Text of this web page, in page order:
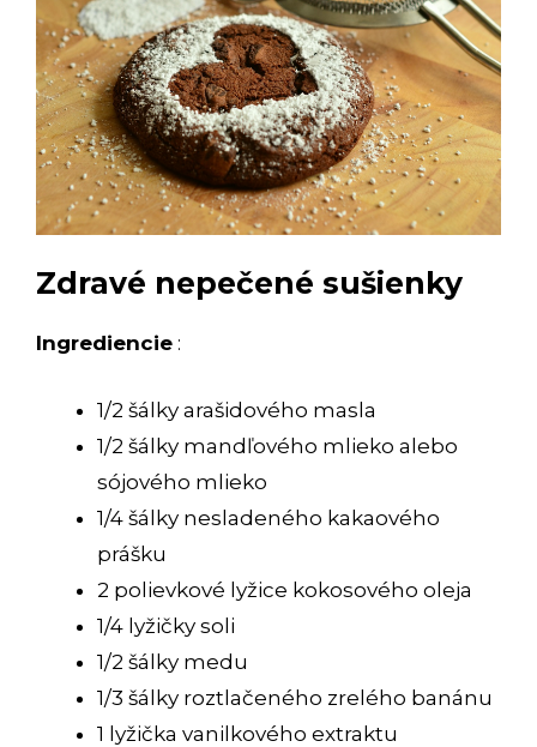
Zdravé nepečené sušienky
Ingrediencie :
1/2 šálky arašidového masla
1/2 šálky mandľového mlieko alebo
sójového mlieko
1/4 šálky nesladeného kakaového
prášku
2 polievkové lyžice kokosového oleja
1/4 lyžičky soli
1/2 šálky medu
1/3 šálky roztlačeného zrelého banánu
1 lyžička vanilkového extraktu